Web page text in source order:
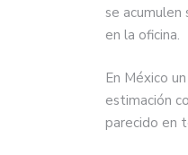
se acumulen
en la oficina.
En México
estimación
parecido en